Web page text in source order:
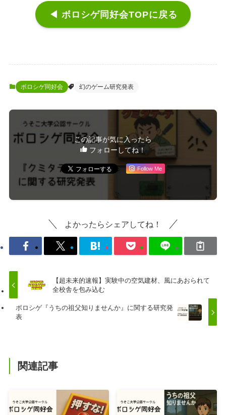
◀ ボロシゲ同好会TOPに戻る
ボロシゲ同好会 幻のゲーム研究発表
この記事が気に入ったら
フォローしてね！
Follow Me
よかったらシェアしてね！
【超未来的速報】実験中の空気建材、風にあおられて
全校舎を包み込む
ボロシゲ『うちの祖父知りませんか』に関する研究発
表
関連記事